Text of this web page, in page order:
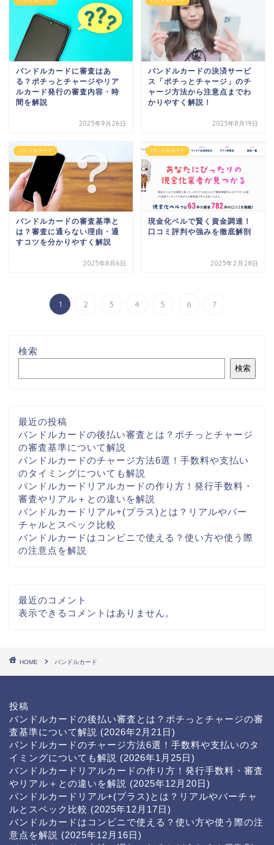
バンドルカードに審査はあ
る？ポチっとチャージやリア
ルカード発行の審査内容・時
間を解説
2025年9月26日
バンドルカードの決済サービ
ス「ポチっとチャージ」のチ
ャージ方法から注意点までわ
かりやすく解説！
2025年8月19日
バンドルカード
バンドルカードの審査基準と
は？審査に通らない理由・通
すコツを分かりやすく解説
2025年8月6日
バンドルカード
現金化ベルで賢く資金調達！
口コミ評判や強みを徹底解剖
2025年2月28日
1 2 3 4 5 6 7
検索
検索
最近の投稿
バンドルカードの後払い審査とは？ポチっとチャージ
の審査基準について解説
バンドルカードのチャージ方法6選！手数料や支払い
のタイミングについても解説
バンドルカードリアルカードの作り方！発行手数料・
審査やリアル＋との違いを解説
バンドルカードリアル+(プラス)とは？リアルやバー
チャルとスペック比較
バンドルカードはコンビニで使える？使い方や使う際
の注意点を解説
最近のコメント
表示できるコメントはありません。
HOME バンドルカード
投稿
バンドルカードの後払い審査とは？ポチっとチャージの審
査基準について解説 (2026年2月21日)
バンドルカードのチャージ方法6選！手数料や支払いのタ
イミングについても解説 (2026年1月25日)
バンドルカードリアルカードの作り方！発行手数料・審査
やリアル＋との違いを解説 (2025年12月20日)
バンドルカードリアル+(プラス)とは？リアルやバーチャ
ルとスペック比較 (2025年12月17日)
バンドルカードはコンビニで使える？使い方や使う際の注
意点を解説 (2025年12月16日)